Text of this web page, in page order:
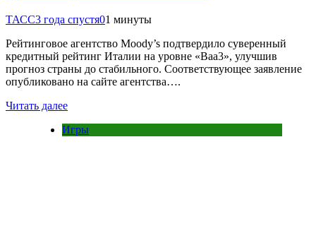
ТАСС3 года спустя01 минуты
Рейтинговое агентство Moody’s подтвердило суверенный
кредитный рейтинг Италии на уровне «Baa3», улучшив
прогноз страны до стабильного. Соответствующее заявление
опубликовано на сайте агентства….
Читать далее
Игры